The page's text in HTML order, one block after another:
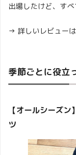
出場したけど、す
→ 詳しいレビューは
季節ごとに役立
【オールシーズ
ツ